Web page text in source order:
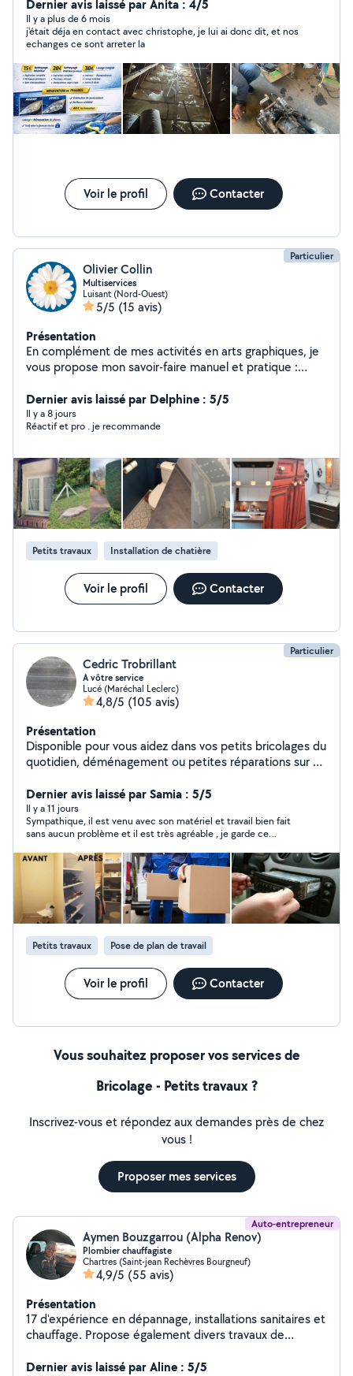
Nettoyage voiture Rénovation de phare
Dernier avis laissé par Anita : 4/5
Il y a plus de 6 mois
j'était déja en contact avec christophe, je lui ai donc dit, et nos
echanges ce sont arreter la
Voir le profil Contacter
Particulier
Olivier Collin
Multiservices
Luisant (Nord-Ouest)
5/5 (15 avis)
Présentation
En complément de mes activités en arts graphiques, je
vous propose mon savoir-faire manuel et pratique :
tapisserie, maçonnerie, etc. Rénovation, pose
revêtement sol, etc. Réparation, remise en état,
installation petits appareils (luminaires, appliques,
Entretien jardin (manuel). Aide complémentaire à tous
types de travaux.
Dernier avis laissé par Delphine : 5/5
Il y a 8 jours
Réactif et pro . je recommande
Petits travaux Installation de chatière
Voir le profil Contacter
Particulier
Cedric Trobrillant
A vôtre service
Lucé (Maréchal Leclerc)
4,8/5 (105 avis)
Présentation
Disponible pour vous aidez dans vos petits bricolages du
quotidien, déménagement ou petites réparations sur un
pointilleuse.
Dernier avis laissé par Samia : 5/5
Il y a 11 jours
Sympathique, il est venu avec son matériel et travail bien fait
sans aucun problème et il est très agréable , je garde ce
Petits travaux Pose de plan de travail
Voir le profil Contacter
Vous souhaitez proposer vos services de
Bricolage - Petits travaux ?
Inscrivez-vous et répondez aux demandes près de chez
vous !
Proposer mes services
Auto-entrepreneur
Aymen Bouzgarrou (Alpha Renov)
Plombier chauffagiste
Chartres (Saint-jean Rechèvres Bourgneuf)
4,9/5 (55 avis)
Présentation
17 d'expérience en dépannage, installations sanitaires et
chauffage. Propose également divers travaux de
Dernier avis laissé par Aline : 5/5